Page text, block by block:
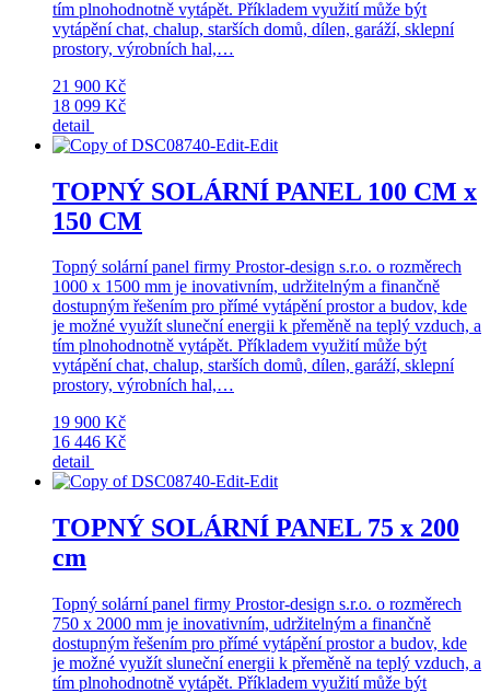
tím plnohodnotně vytápět. Příkladem využití může být
vytápění chat, chalup, starších domů, dílen, garáží, sklepní
prostory, výrobních hal,…
21 900 Kč
18 099 Kč
detail
TOPNÝ SOLÁRNÍ PANEL 100 CM x
150 CM
Topný solární panel firmy Prostor-design s.r.o. o rozměrech
1000 x 1500 mm je inovativním, udržitelným a finančně
dostupným řešením pro přímé vytápění prostor a budov, kde
je možné využít sluneční energii k přeměně na teplý vzduch, a
tím plnohodnotně vytápět. Příkladem využití může být
vytápění chat, chalup, starších domů, dílen, garáží, sklepní
prostory, výrobních hal,…
19 900 Kč
16 446 Kč
detail
TOPNÝ SOLÁRNÍ PANEL 75 x 200
cm
Topný solární panel firmy Prostor-design s.r.o. o rozměrech
750 x 2000 mm je inovativním, udržitelným a finančně
dostupným řešením pro přímé vytápění prostor a budov, kde
je možné využít sluneční energii k přeměně na teplý vzduch, a
tím plnohodnotně vytápět. Příkladem využití může být